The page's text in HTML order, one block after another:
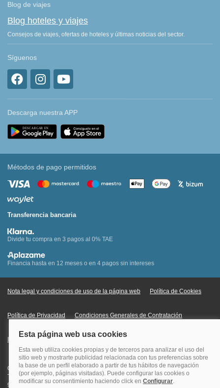
Blog de viajes
Blog hoteles y viajes
Consejos de viajes, ofertas de hoteles y últimas noticias del sector.
Síguenos
Descarga nuestra APP
Métodos de pago permitidos
Transferencia bancaria
Divide tu compra en 3 pagos al 0% TAE
Financia hasta en 12 meses o en 4 pagos sin intereses
Nota legal y condiciones de uso de la página web Política de Cookies
Política de Privacidad Condiciones Generales de Contratación
Información Legal sobre Mercados en Línea
Quehoteles.com - Especialistas en hoteles © Copyright Veturis Travel S.A.
Todos los derechos reservados. Autorización nº I-AV0000879.4 Tel: +34
915759999